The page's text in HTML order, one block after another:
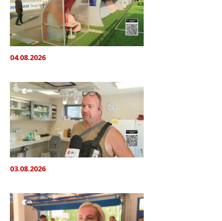
04.08.2026
03.08.2026